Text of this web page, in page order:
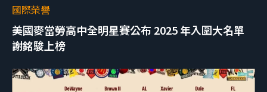
國際榮譽
美國麥當勞高中全明星賽公布 2025 年入圍大名單
謝銘駿上榜